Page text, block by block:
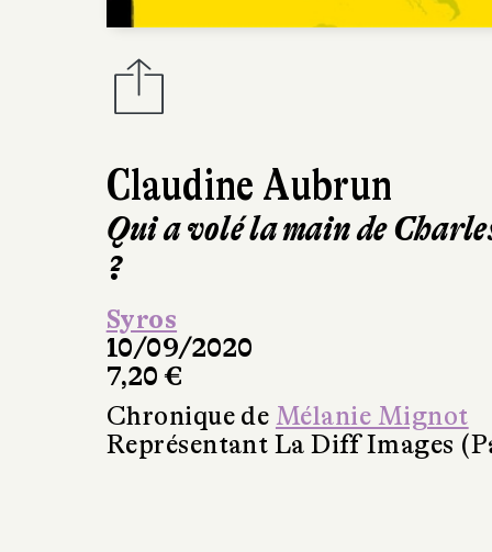
Claudine Aubrun
Qui a volé la main de
?
Syros
10/09/2020
7,20 €
Chronique de Mélanie Mignot
Représentant La Diff Images